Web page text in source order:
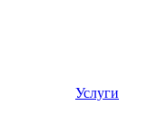
Услуги